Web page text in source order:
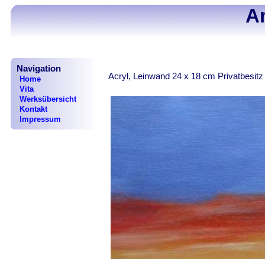
Navigation
Home
Vita
Werksübersicht
Kontakt
Impressum
Acryl, Leinwand 24 x 18 cm Privatbesitz